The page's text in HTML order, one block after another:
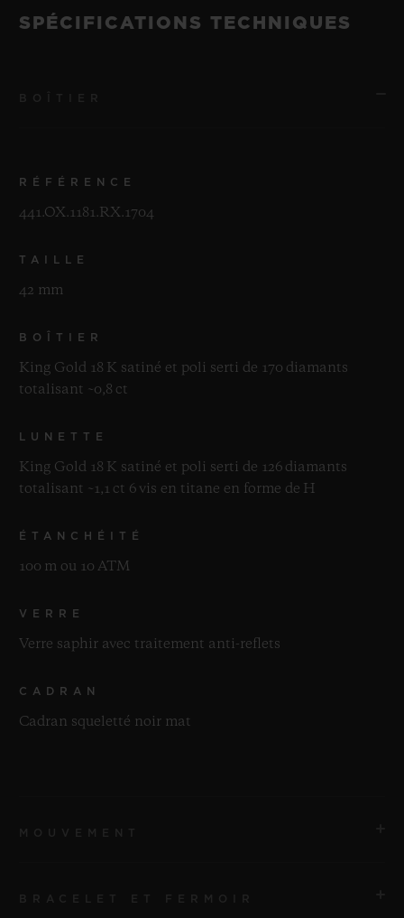
SPÉCIFICATIONS TECHNIQUES
RÉFÉRENCE
441.OX.1181.RX.1704
TAILLE
42 mm
BOÎTIER
King Gold 18 K satiné et poli serti de 170 diamants
totalisant ~0,8 ct
LUNETTE
King Gold 18 K satiné et poli serti de 126 diamants
totalisant ~1,1 ct 6 vis en titane en forme de H
ÉTANCHÉITÉ
100 m ou 10 ATM
VERRE
Verre saphir avec traitement anti-reflets
CADRAN
Cadran squeletté noir mat